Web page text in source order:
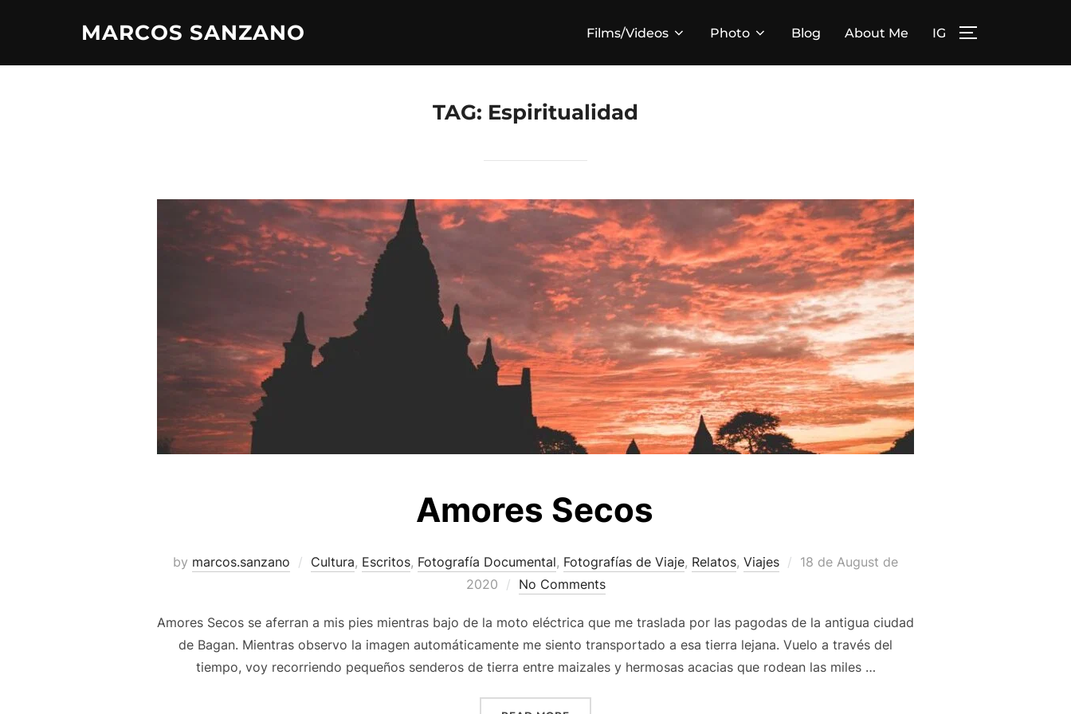
MARCOS SANZANO Films/Videos Photo Blog About Me IG
TAG: Espiritualidad
Amores Secos
by marcos.sanzano Cultura, Escritos, Fotografía Documental, Fotografías de Viaje, Relatos, Viajes
18 de August de
2020
No Comments
Amores Secos se aferran a mis pies mientras bajo de la moto eléctrica que me traslada por las pagodas de la antigua ciudad
de Bagan. Mientras observo la imagen automáticamente me siento transportado a esa tierra lejana. Vuelo a través del
tiempo, voy recorriendo pequeños senderos de tierra entre maizales y hermosas acacias que rodean las miles …